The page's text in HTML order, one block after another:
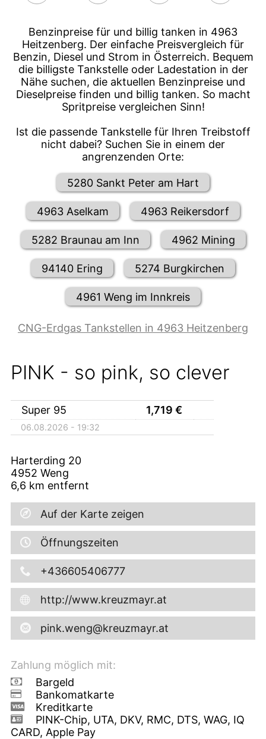
Benzinpreise für und billig tanken in 4963
Heitzenberg. Der einfache Preisvergleich für
Benzin, Diesel und Strom in Österreich. Bequem
die billigste Tankstelle oder Ladestation in der
Nähe suchen, die aktuellen Benzinpreise und
Dieselpreise finden und billig tanken. So macht
Spritpreise vergleichen Sinn!
Ist die passende Tankstelle für Ihren Treibstoff
nicht dabei? Suchen Sie in einem der
angrenzenden Orte:
5280 Sankt Peter am Hart
4963 Aselkam 4963 Reikersdorf
5282 Braunau am Inn 4962 Mining
94140 Ering 5274 Burgkirchen
4961 Weng im Innkreis
CNG-Erdgas Tankstellen in 4963 Heitzenberg
PINK - so pink, so clever
Super 95 1,719 €
06.08.2026 - 19:32
Harterding 20
4952 Weng
6,6 km entfernt
Auf der Karte zeigen
Öffnungszeiten
+436605406777
http://www.kreuzmayr.at
pink.weng@kreuzmayr.at
Zahlung möglich mit:
Bargeld
Bankomatkarte
Kreditkarte
PINK-Chip, UTA, DKV, RMC, DTS, WAG, IQ
CARD, Apple Pay